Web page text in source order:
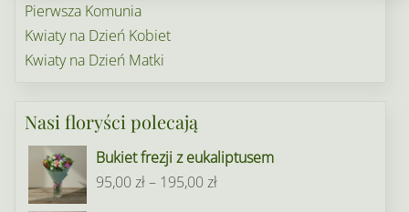
Pierwsza Komunia
Kwiaty na Dzień Kobiet
Kwiaty na Dzień Matki
Nasi floryści polecają
Bukiet frezji z eukaliptusem
95,00zł– 195,00złZakres